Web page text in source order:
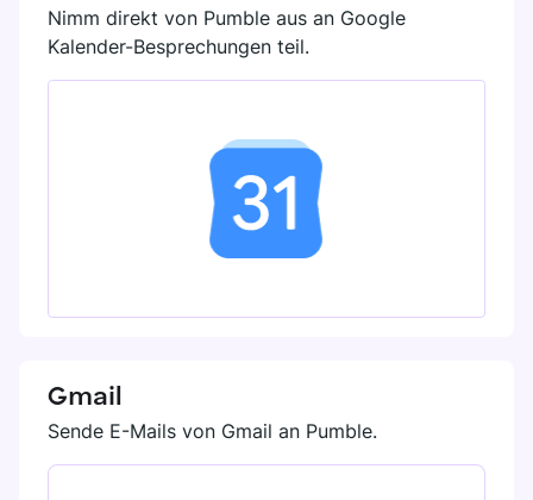
Nimm direkt von Pumble aus an Google
Kalender-Besprechungen teil.
Gmail
Sende E-Mails von Gmail an Pumble.